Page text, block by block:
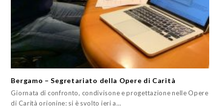
Bergamo – Segretariato della Opere di Carità
Giornata di confronto, condivisone e progettazione nelle Opere
di Carità orionine: si è svolto ieri a…